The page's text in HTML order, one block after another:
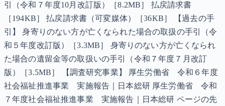
引（令和７年度10月改訂版）［8.2MB］ 払戻請求書
［194KB］ 払戻請求書（可変媒体）［36KB］ 【過去の手
引】 身寄りのない方が亡くなられた場合の取扱の手引（令
和５年度改訂版）［3.3MB］ 身寄りのない方が亡くなられ
た場合の遺留金等の取扱いの手引（令和７年度７月改訂
版）［3.5MB］ 【調査研究事業】 厚生労働省 令和６年度
社会福祉推進事業 実施報告｜日本総研 厚生労働省 令和
７年度社会福祉推進事業 実施報告｜日本総研 ページの先